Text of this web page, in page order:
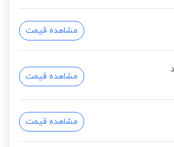
مشاهده قیمت
مشاهده قیمت
مشاهده قیمت